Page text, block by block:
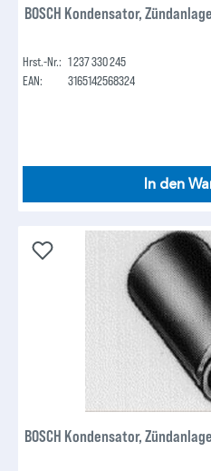
BOSCH Kondensator,
Hrst.-Nr.: 1 237 330 245
EAN:
3165142568324
In den
BOSCH Kondensator,